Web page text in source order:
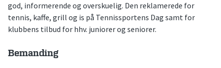
god, informerende og overskuelig. Den reklamerede for
tennis, kaffe, grill og is på Tennissportens Dag samt for
klubbens tilbud for hhv. juniorer og seniorer.
Bemanding